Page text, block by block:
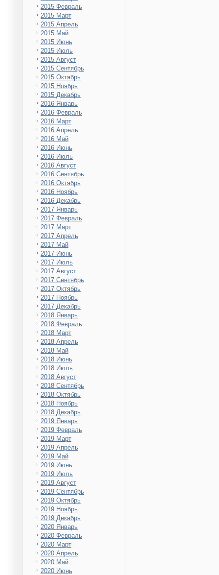
2015 Февраль
2015 Март
2015 Апрель
2015 Май
2015 Июнь
2015 Июль
2015 Август
2015 Сентябрь
2015 Октябрь
2015 Ноябрь
2015 Декабрь
2016 Январь
2016 Февраль
2016 Март
2016 Апрель
2016 Май
2016 Июнь
2016 Июль
2016 Август
2016 Сентябрь
2016 Октябрь
2016 Ноябрь
2016 Декабрь
2017 Январь
2017 Февраль
2017 Март
2017 Апрель
2017 Май
2017 Июнь
2017 Июль
2017 Август
2017 Сентябрь
2017 Октябрь
2017 Ноябрь
2017 Декабрь
2018 Январь
2018 Февраль
2018 Март
2018 Апрель
2018 Май
2018 Июнь
2018 Июль
2018 Август
2018 Сентябрь
2018 Октябрь
2018 Ноябрь
2018 Декабрь
2019 Январь
2019 Февраль
2019 Март
2019 Апрель
2019 Май
2019 Июнь
2019 Июль
2019 Август
2019 Сентябрь
2019 Октябрь
2019 Ноябрь
2019 Декабрь
2020 Январь
2020 Февраль
2020 Март
2020 Апрель
2020 Май
2020 Июнь